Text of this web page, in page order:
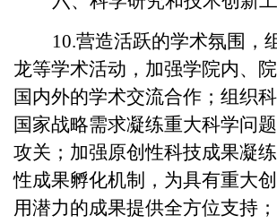
10.营造活跃的学术氛围，
龙等学术活动，加强学院内、
国内外的学术交流合作；组织
国家战略需求凝练重大科学问
攻关；加强原创性科技成果凝
性成果孵化机制，为具有重大
用潜力的成果提供全方位支持